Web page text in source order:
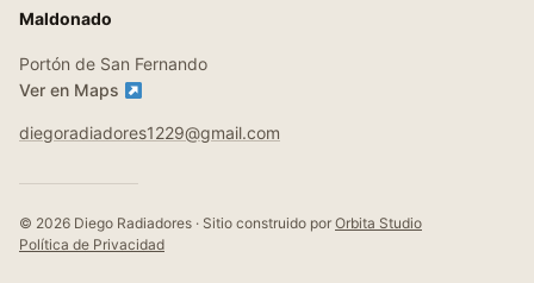
Maldonado
Portón de San Fernando
Ver en Maps
diegoradiadores1229@gmail.com
© 2026 Diego Radiadores · Sitio construido por Orbita Studio
Política de Privacidad